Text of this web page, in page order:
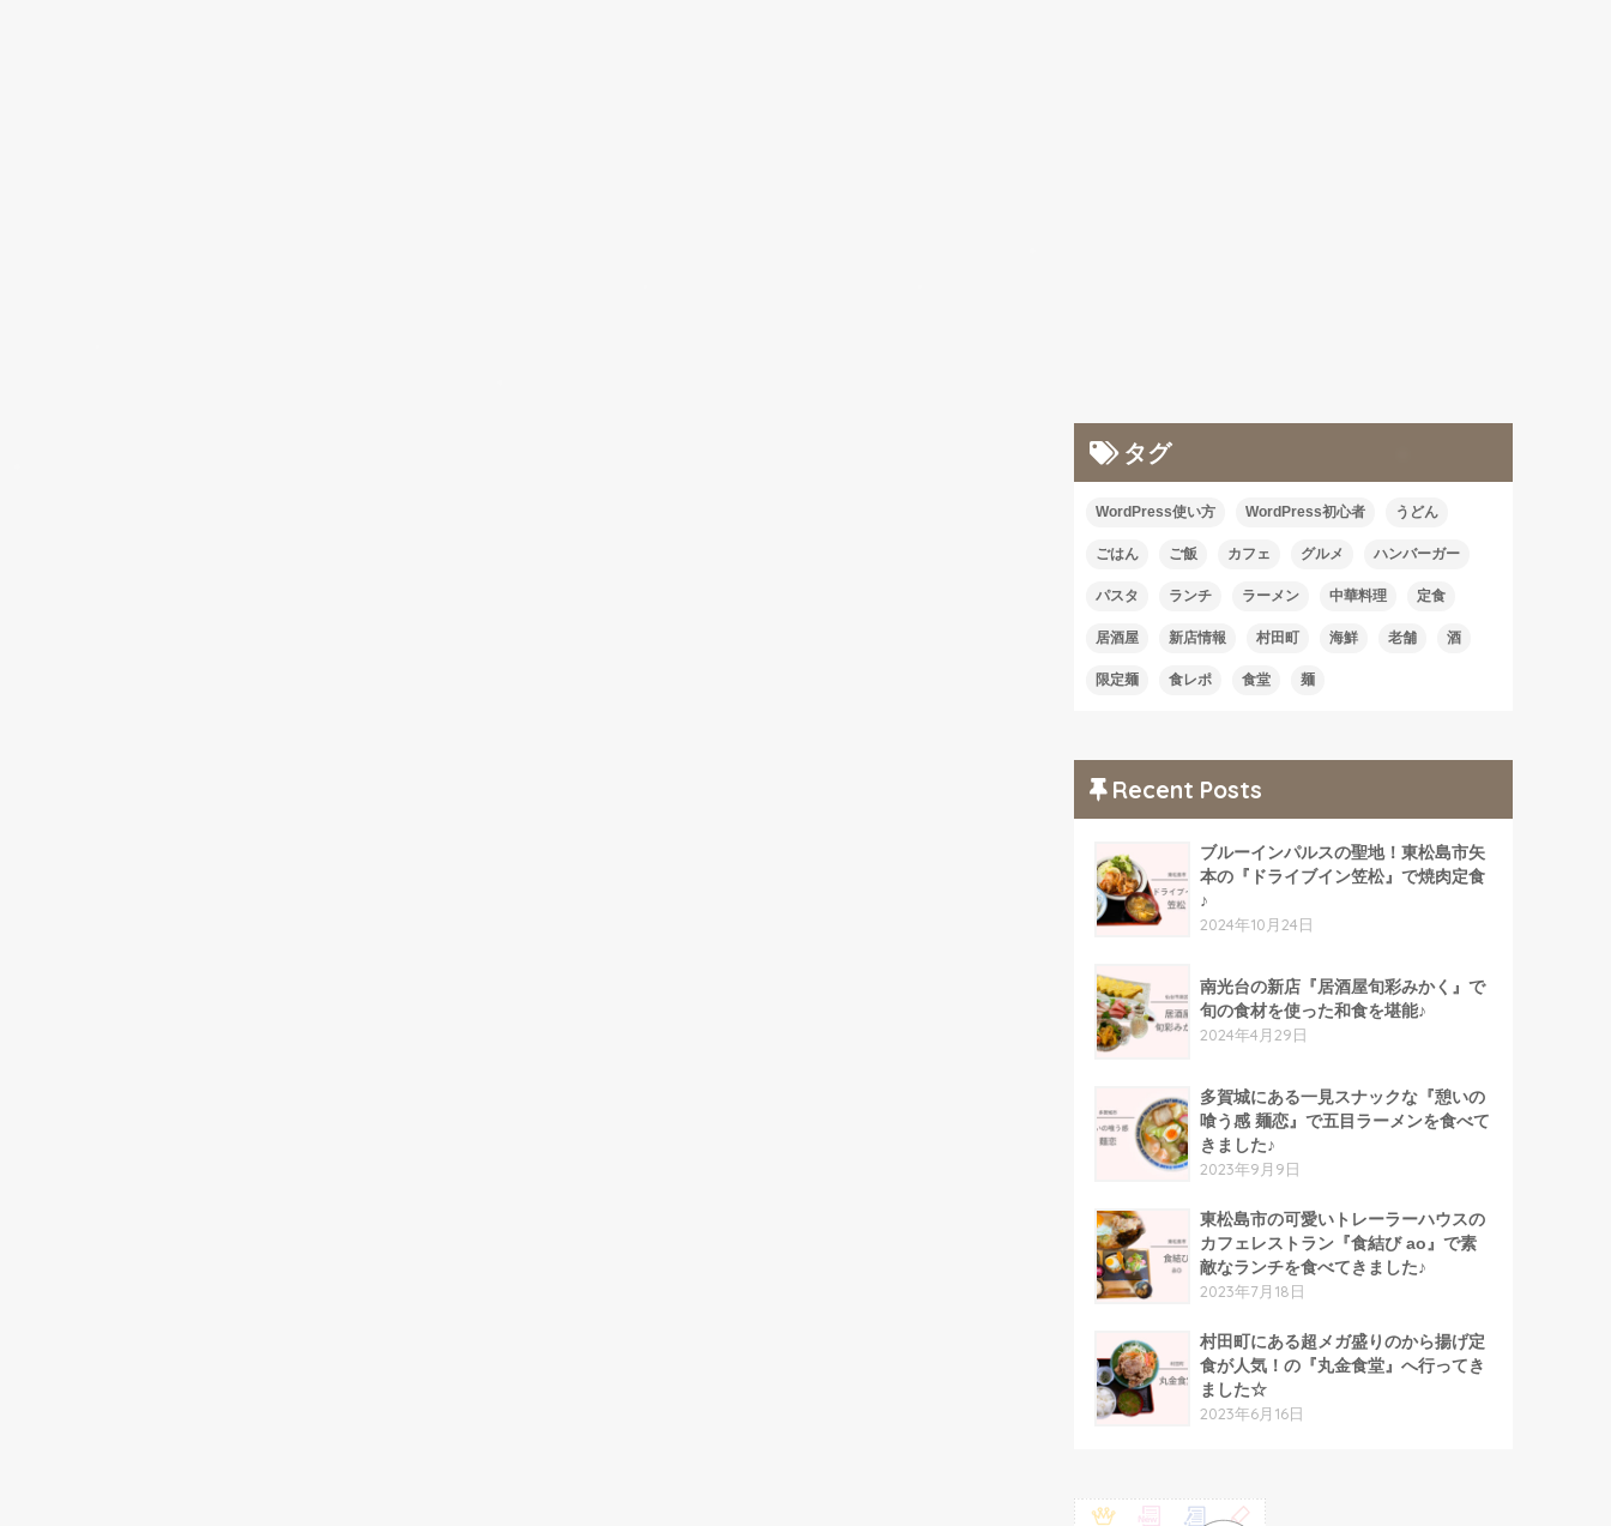
タグ
WordPress使い方 WordPress初心者 うどん
ごはん ご飯 カフェ グルメ ハンバーガー
パスタ ランチ ラーメン 中華料理 定食
居酒屋 新店情報 村田町 海鮮 老舗 酒
限定麺 食レポ 食堂 麺
Recent Posts
ブルーインパルスの聖地！東松島市矢
本の『ドライブイン笠松』で焼肉定食
♪
2024年10月24日
南光台の新店『居酒屋旬彩みかく』で
旬の食材を使った和食を堪能♪
2024年4月29日
多賀城にある一見スナックな『憩いの
喰う感 麺恋』で五目ラーメンを食べて
きました♪
2023年9月9日
東松島市の可愛いトレーラーハウスの
カフェレストラン『食結び ao』で素
敵なランチを食べてきました♪
2023年7月18日
村田町にある超メガ盛りのから揚げ定
食が人気！の『丸金食堂』へ行ってき
ました☆
2023年6月16日